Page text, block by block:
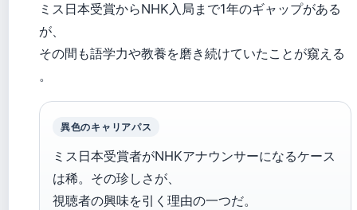
ミス日本受賞からNHK入局まで1年のギャップがある
が、
その間も語学力や教養を磨き続けていたことが窺える
。
異色のキャリアパス
ミス日本受賞者がNHKアナウンサーになるケース
は稀。その珍しさが、
視聴者の興味を引く理由の一つだ。